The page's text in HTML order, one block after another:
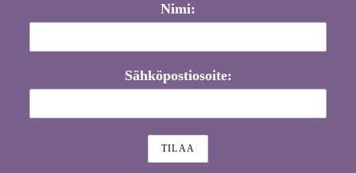
Nimi:
Sähköpostiosoite: